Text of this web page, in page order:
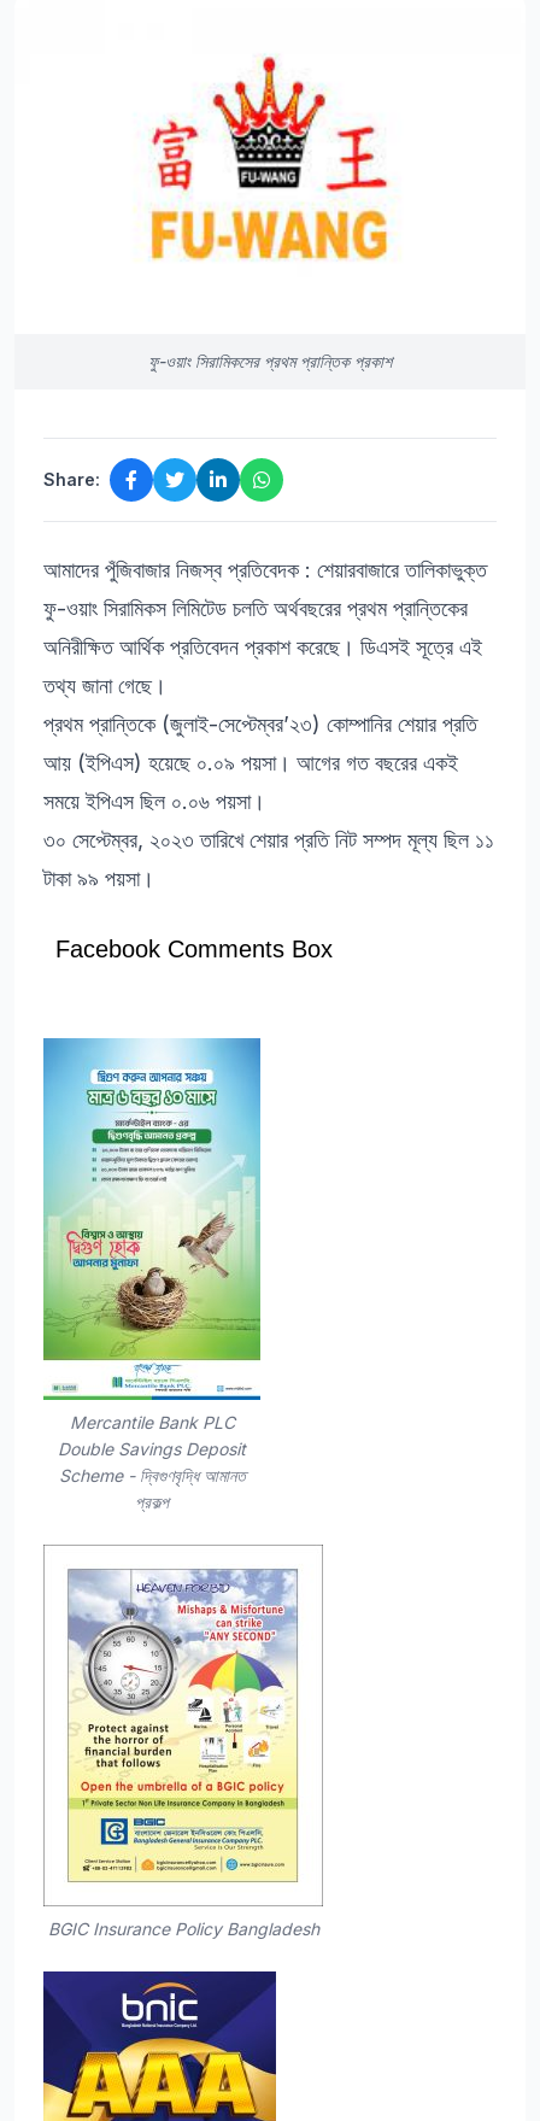
ফু-ওয়াং সিরামিকসের প্রথম প্রান্তিক প্রকাশ
Share:
আমাদের পুঁজিবাজার নিজস্ব প্রতিবেদক : শেয়ারবাজারে তালিকাভুক্ত
ফু-ওয়াং সিরামিকস লিমিটেড চলতি অর্থবছরের প্রথম প্রান্তিকের
অনিরীক্ষিত আর্থিক প্রতিবেদন প্রকাশ করেছে। ডিএসই সূত্রে এই
তথ্য জানা গেছে।
প্রথম প্রান্তিকে (জুলাই-সেপ্টেম্বর’২৩) কোম্পানির শেয়ার প্রতি
আয় (ইপিএস) হয়েছে ০.০৯ পয়সা। আগের গত বছরের একই
সময়ে ইপিএস ছিল ০.০৬ পয়সা।
৩০ সেপ্টেম্বর, ২০২৩ তারিখে শেয়ার প্রতি নিট সম্পদ মূল্য ছিল ১১
টাকা ৯৯ পয়সা।
Facebook Comments Box
Mercantile Bank PLC
Double Savings Deposit
Scheme - দ্বিগুণবৃদ্ধি আমানত
প্রকল্প
BGIC Insurance Policy Bangladesh